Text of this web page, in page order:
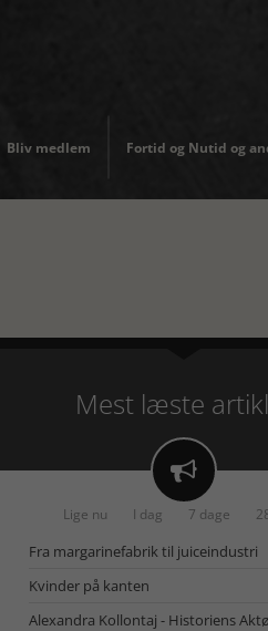
Bliv medlem Fortid og Nutid og
Mest læste

Lige nu I dag 7 dage
Fra margarinefabrik til juiceindustri
Kvinder på kanten
Alexandra Kollontaj - Historiens